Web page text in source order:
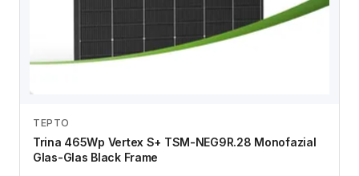
TEPTO
Trina 465Wp Vertex S+ TSM-NEG9R.28 Monofazial
Glas-Glas Black Frame